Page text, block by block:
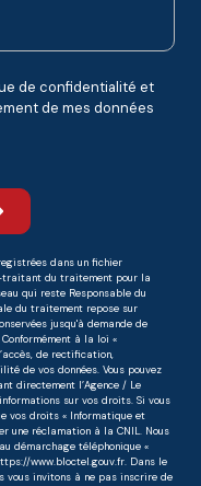
de confidentialité et
de mes données
dans un fichier
traitant du traitement pour la
qui reste Responsable du
du traitement repose sur
jusqu'à demande de
à la loi «
de rectification,
de vos données. Vous pouvez
directement l’Agence / Le
sur vos droits. Si vous
vos droits « Informatique et
une réclamation à la CNIL. Nous
démarchage téléphonique «
www.bloctel.gouv.fr. Dans le
vous invitons à ne pas inscrire de